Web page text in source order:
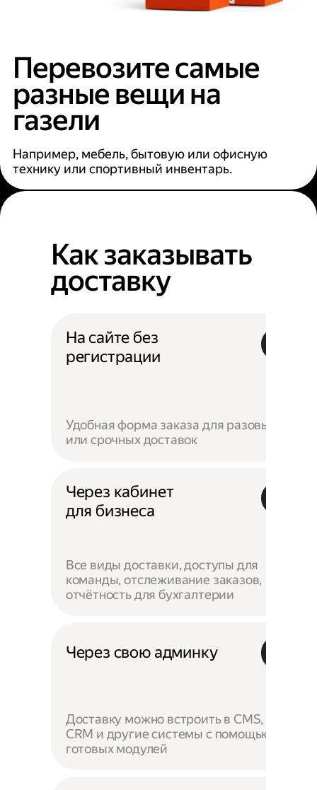
Перевозите самые
разные вещи на
газели
Например, мебель, бытовую или офисную
технику или спортивный инвентарь.
Как заказывать
доставку
На сайте без
регистрации
Удобная форма заказа для разовых
или срочных доставок
Через кабинет
для бизнеса
Все виды доставки, доступы для
команды, отслеживание заказов,
отчётность для бухгалтерии
Через свою админку
Доставку можно встроить в CMS,
CRM и другие системы с помощью
готовых модулей